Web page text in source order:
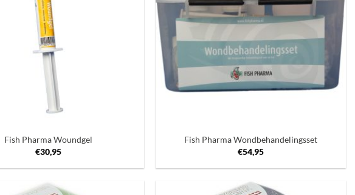
Fish Pharma Woundgel
€30,95
Fish Pharma Wondbehandelingsset
€54,95